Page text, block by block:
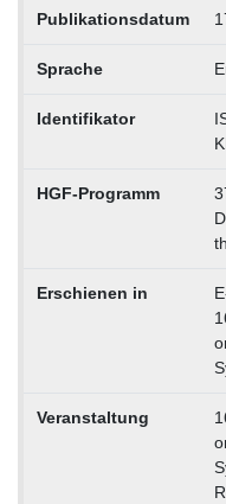
Publikationsdatum
Sprache
Identifikator
HGF-Programm
Erschienen in
Veranstaltung